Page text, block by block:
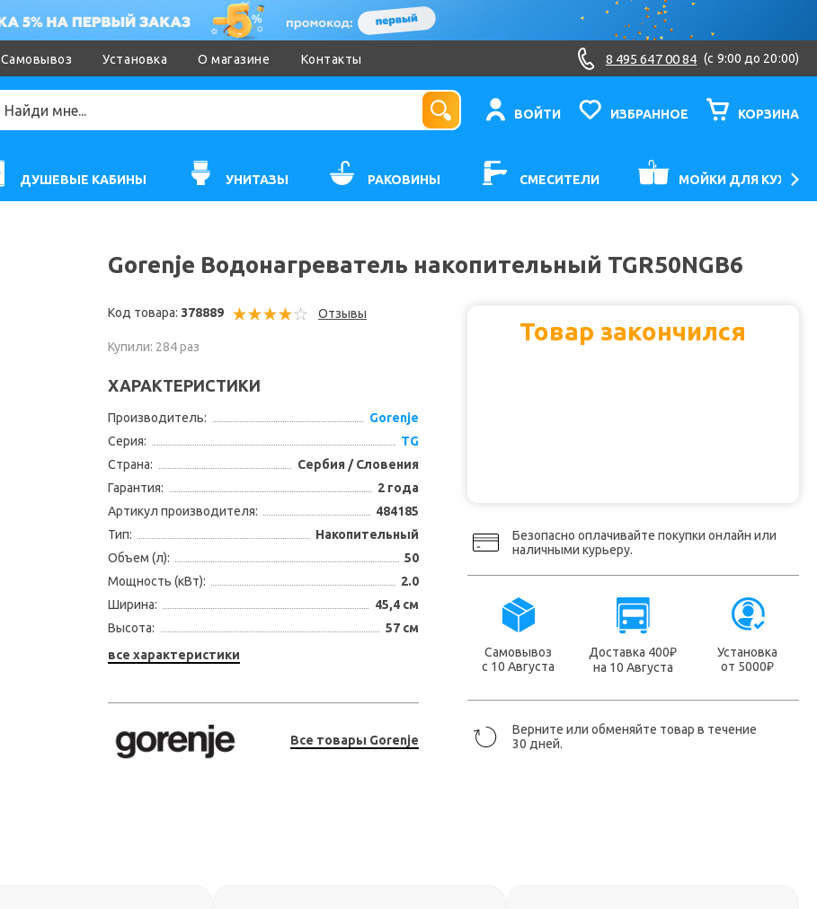
Самовывоз Установка О магазине Контакты 8 495 647 00 84 (c 9:00 до 20:00)
ВОЙТИ ИЗБРАННОЕ КОРЗИНА
ДУШЕВЫЕ КАБИНЫ УНИТАЗЫ РАКОВИНЫ СМЕСИТЕЛИ МОЙКИ ДЛЯ КУХНИ
Gorenje Водонагреватель накопительный TGR50NGB6
Код товара: 378889 Отзывы
Купили: 284 раз
ХАРАКТЕРИСТИКИ
Производитель:
Gorenje
Серия:
TG
Страна:
Сербия / Словения
Гарантия:
2 года
Артикул производителя:
484185
Тип:
Накопительный
Объем (л):
50
Мощность (кВт):
2.0
Ширина:
45,4 см
Высота:
57 см
все характеристики
Все товары Gorenje
Товар закончился
Безопасно оплачивайте покупки онлайн или
наличными курьеру.
Самовывоз
с 10 Августа
Доставка 400₽
на 10 Августа
Установка
от 5000₽
Верните или обменяйте товар в течение
30 дней.